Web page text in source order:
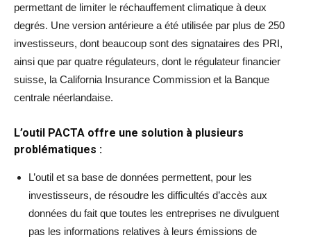
permettant de limiter le réchauffement climatique à deux
degrés. Une version antérieure a été utilisée par plus de 250
investisseurs, dont beaucoup sont des signataires des PRI,
ainsi que par quatre régulateurs, dont le régulateur financier
suisse, la California Insurance Commission et la Banque
centrale néerlandaise.
L’outil PACTA offre une solution à plusieurs
problématiques :
L’outil et sa base de données permettent, pour les
investisseurs, de résoudre les difficultés d’accès aux
données du fait que toutes les entreprises ne divulguent
pas les informations relatives à leurs émissions de